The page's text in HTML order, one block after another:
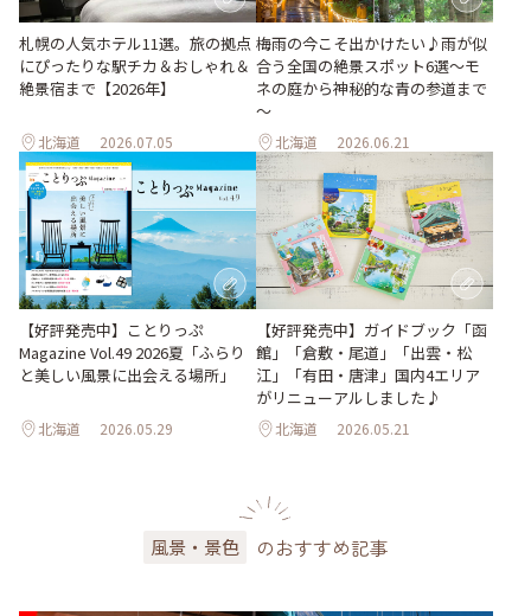
札幌の人気ホテル11選。旅の拠点
にぴったりな駅チカ＆おしゃれ＆
絶景宿まで【2026年】
北海道 2026.07.05
梅雨の今こそ出かけたい♪雨が似
合う全国の絶景スポット6選～モ
ネの庭から神秘的な青の参道まで
～
北海道 2026.06.21
【好評発売中】ことりっぷ
Magazine Vol.49 2026夏「ふらり
と美しい風景に出会える場所」
北海道 2026.05.29
【好評発売中】ガイドブック「函
館」「倉敷・尾道」「出雲・松
江」「有田・唐津」国内4エリア
がリニューアルしました♪
北海道 2026.05.21
風景・景色 のおすすめ記事